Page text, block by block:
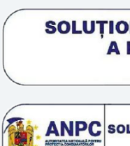
Scoala „Sanatate
Tratamente naturale
Termeni si conditii
Politica cookie